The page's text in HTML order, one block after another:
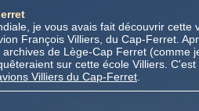
je vous avais fait découvrir
François Villiers, du Cap-Ferret.
de Lège-Cap Ferret (comme
sur cette école Villiers.
Villiers du Cap-Ferret